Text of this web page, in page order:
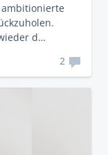
d…
2